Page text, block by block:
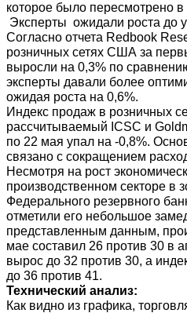
которое было пересмотрено
Эксперты ожидали роста до
Согласно отчета Redbook
розничных сетях США за
выросли на 0,3% по
эксперты давали более
ожидая роста на 0,6%.
Индекс продаж в розничных
рассчитываемый ICSC и
по 22 мая упал на -0,8%.
связано с сокращением
Несмотря на рост
производственном секторе в
Федерального резервного
отметили его небольшое
представленным данным,
мае составил 26 против 30 в
вырос до 32 против 30, а
до 36 против 41.
Технический анализ:
Как видно из графика,